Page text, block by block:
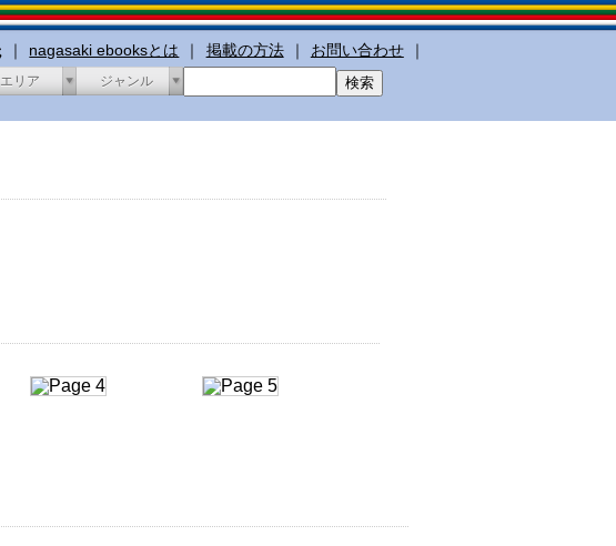
｜ nagasaki ebooksとは ｜ 掲載の方法 ｜ お問い合わせ ｜
エリア ジャンル